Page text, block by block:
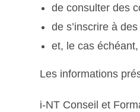
de consulter des
de s’inscrire à
et, le cas
Les informations
i-NT Conseil et